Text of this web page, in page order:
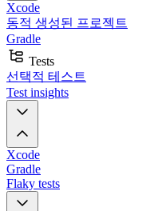
Xcode
동적 생성된 프로젝트
Gradle
Tests
선택적 테스트
Test insights
Xcode
Gradle
Flaky tests